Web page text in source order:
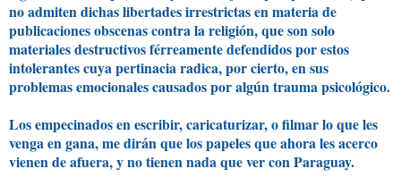
no admiten dichas libertades irrestrictasen materia de
publicaciones obscenas contra la religión,que son solo
materiales destructivos férreamente defendidos por estos
intolerantes cuya pertinacia radica, por cierto, en sus
problemas emocionales causados por algún trauma psicológico.
Los empecinados en escribir, caricaturizar, o filmar lo que les
venga en gana, me dirán que los papeles que ahora les acerco
vienen de afuera, y no tienen nada que ver con Paraguay.